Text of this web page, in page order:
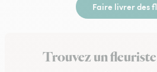
Faire livrer des
Trouvez un